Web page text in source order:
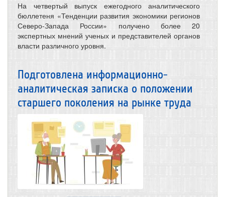
На четвертый выпуск ежегодного аналитического
бюллетеня «Тенденции развития экономики регионов
Северо-Запада России» получено более 20
экспертных мнений ученых и представителей органов
власти различного уровня.
Подготовлена информационно-
аналитическая записка о положении
старшего поколения на рынке труда